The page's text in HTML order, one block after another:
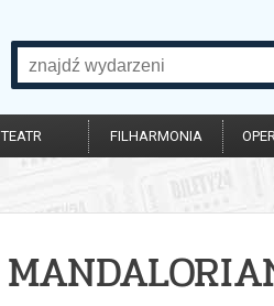
TEATR FILHARMONIA